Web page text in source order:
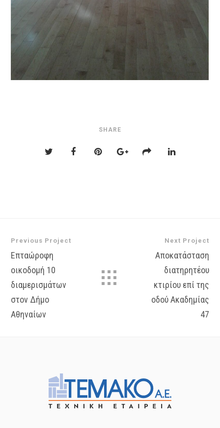
SHARE
Previous Project
Επταώροφη
οικοδομή 10
διαμερισμάτων
στον Δήμο
Αθηναίων
Next Project
Αποκατάσταση
διατηρητέου
κτιρίου επί της
οδού Ακαδημίας
47